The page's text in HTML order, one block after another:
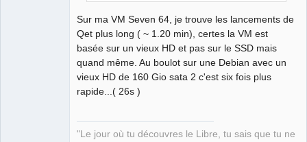
Sur ma VM Seven 64, je trouve les lancements de
Qet plus long ( ~ 1.20 min), certes la VM est
basée sur un vieux HD et pas sur le SSD mais
quand même. Au boulot sur une Debian avec un
vieux HD de 160 Gio sata 2 c'est six fois plus
rapide...( 26s )
"Le jour où tu découvres le Libre, tu sais que tu ne